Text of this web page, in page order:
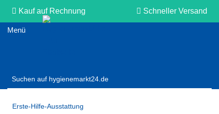
Kauf auf Rechnung Schneller Versand
Erste-Hilfe-Ausstattung